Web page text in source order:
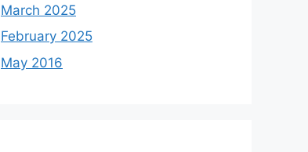
March 2025
February 2025
May 2016